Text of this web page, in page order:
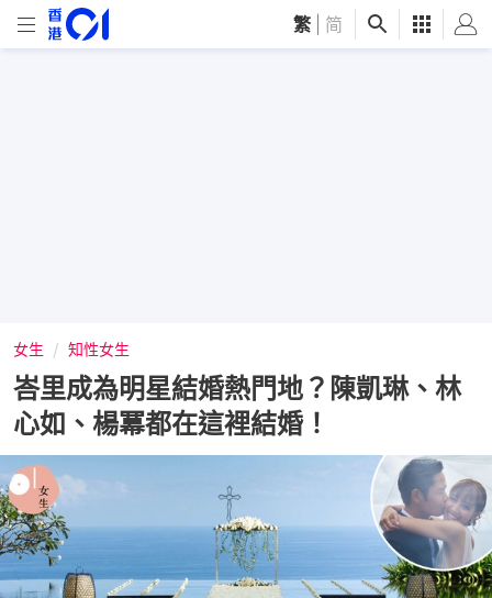
繁 简
女生 知性女生
峇里成為明星結婚熱門地？陳凱琳、林
心如、楊冪都在這裡結婚！